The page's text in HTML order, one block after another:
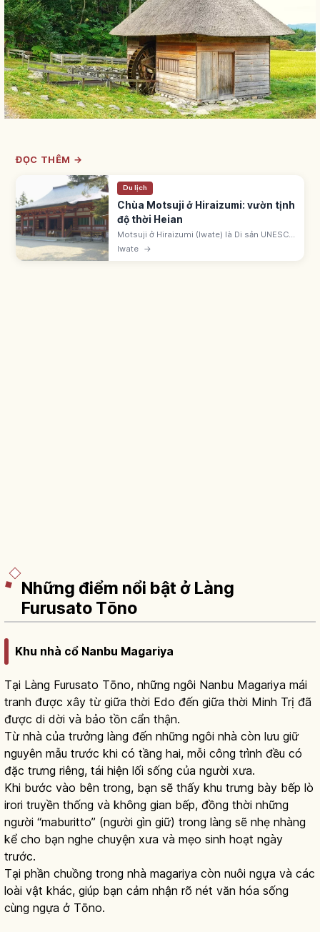
ĐỌC THÊM →
Du lịch
Chùa Motsuji ở Hiraizumi: vườn tịnh
độ thời Heian
Motsuji ở Hiraizumi (Iwate) là Di sản UNESCO
'Hiraizumi'. Ennin khai sơn 850. Fujiwara
Iwate →
Những điểm nổi bật ở Làng
Furusato Tōno
Khu nhà cổ Nanbu Magariya
Tại Làng Furusato Tōno, những ngôi Nanbu Magariya mái
tranh được xây từ giữa thời Edo đến giữa thời Minh Trị đã
được di dời và bảo tồn cẩn thận.
Từ nhà của trưởng làng đến những ngôi nhà còn lưu giữ
nguyên mẫu trước khi có tầng hai, mỗi công trình đều có
đặc trưng riêng, tái hiện lối sống của người xưa.
Khi bước vào bên trong, bạn sẽ thấy khu trưng bày bếp lò
irori truyền thống và không gian bếp, đồng thời những
người “maburitto” (người gìn giữ) trong làng sẽ nhẹ nhàng
kể cho bạn nghe chuyện xưa và mẹo sinh hoạt ngày
trước.
Tại phần chuồng trong nhà magariya còn nuôi ngựa và các
loài vật khác, giúp bạn cảm nhận rõ nét văn hóa sống
cùng ngựa ở Tōno.